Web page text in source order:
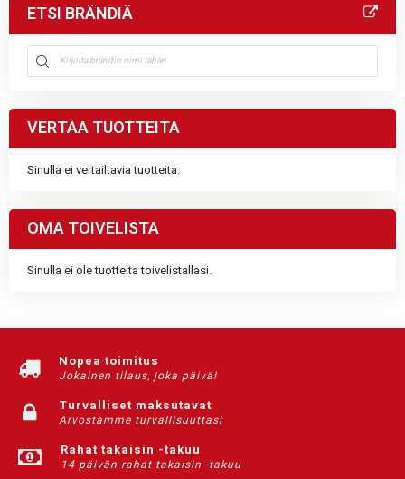
ETSI BRÄNDIÄ
VERTAA TUOTTEITA
Sinulla ei vertailtavia tuotteita.
OMA TOIVELISTA
Sinulla ei ole tuotteita toivelistallasi.
Nopea toimitus
Jokainen tilaus, joka päivä!
Turvalliset maksutavat
Arvostamme turvallisuuttasi
Rahat takaisin -takuu
14 päivän rahat takaisin -takuu